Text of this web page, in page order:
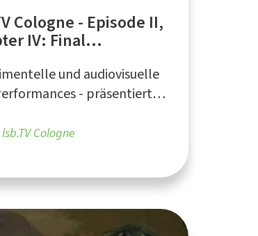
Cologne - Episode II,
IV: Final
und audiovisuelle
- präsentiert
lsb.TV Cologne